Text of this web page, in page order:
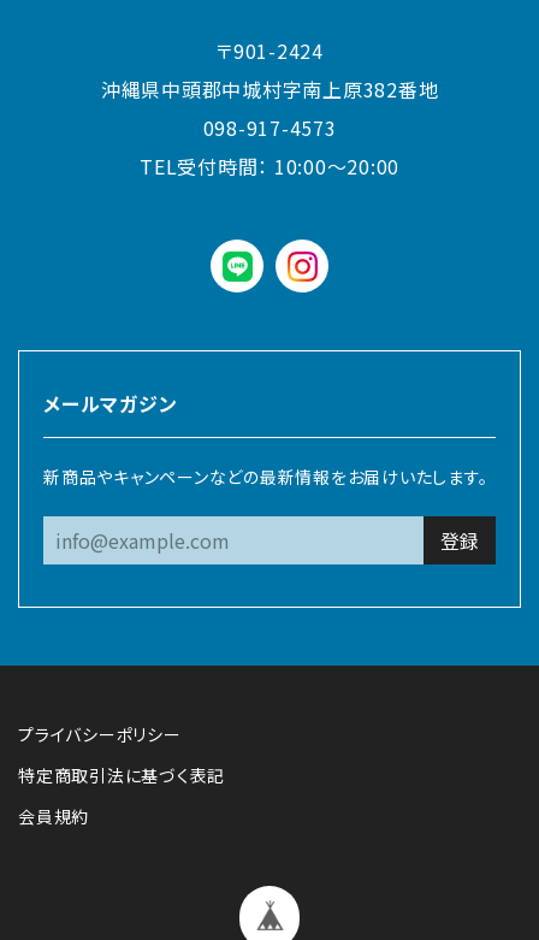
〒901-2424
沖縄県中頭郡中城村字南上原382番地
098-917-4573
TEL受付時間： 10:00〜20:00
LINE instagram
メールマガジン
新商品やキャンペーンなどの最新情報をお届けいたします。
登録
プライバシーポリシー
特定商取引法に基づく表記
会員規約